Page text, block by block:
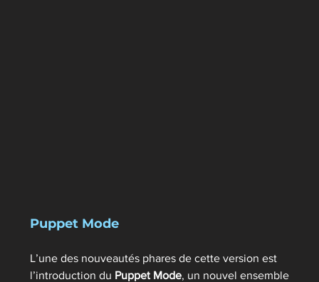
Puppet Mode
L’une des nouveautés phares de cette version est
l’introduction du Puppet Mode, un nouvel ensemble